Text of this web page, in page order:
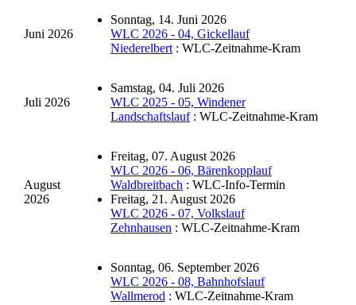
Juni 2026
Sonntag, 14. Juni 2026
WLC 2026 - 04, Gickellauf
Niederelbert : WLC-Zeitnahme-Kram
Juli 2026
Samstag, 04. Juli 2026
WLC 2025 - 05, Windener
Landschaftslauf: WLC-Zeitnahme-Kram
August
2026
Freitag, 07. August 2026
WLC 2026 - 06, Bärenkopplauf
Waldbreitbach : WLC-Info-Termin
Freitag, 21. August 2026
WLC 2026 - 07, Volkslauf
Zehnhausen : WLC-Zeitnahme-Kram
Sonntag, 06. September 2026
WLC 2026 - 08, Bahnhofslauf
Wallmerod : WLC-Zeitnahme-Kram